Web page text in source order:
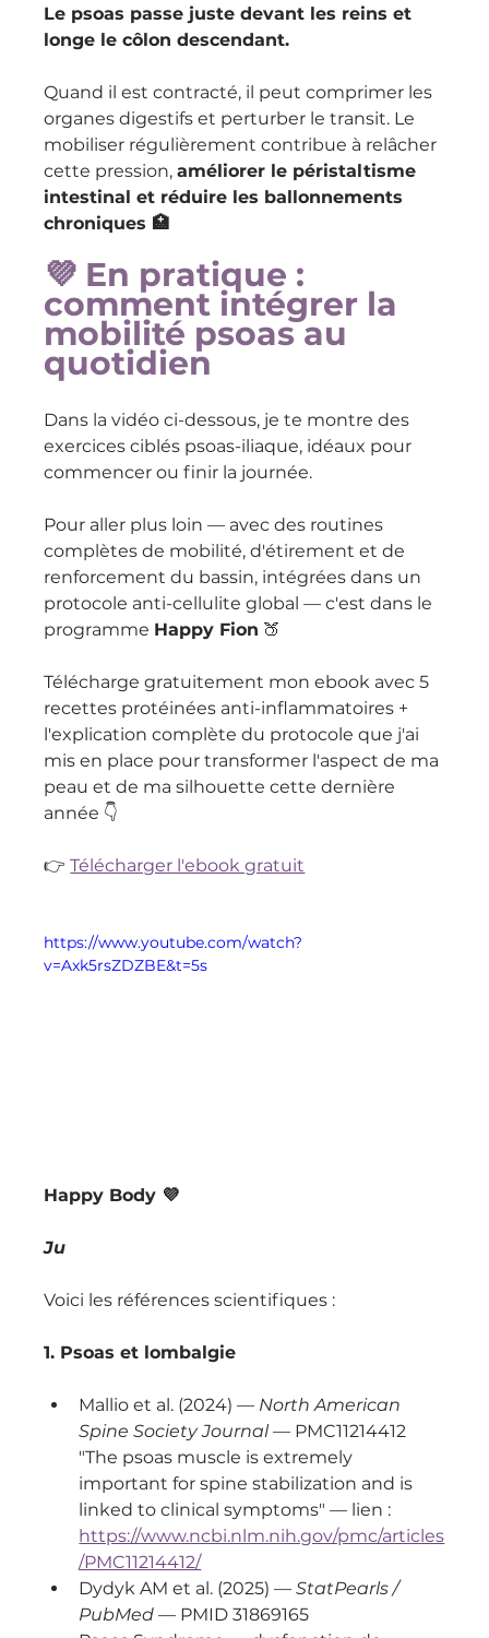
Le psoas passe juste devant les reins et
longe le côlon descendant.
Quand il est contracté, il peut comprimer les
organes digestifs et perturber le transit. Le
mobiliser régulièrement contribue à relâcher
cette pression, améliorer le péristaltisme
intestinal et réduire les ballonnements
chroniques 🏥
💜 En pratique :
comment intégrer la
mobilité psoas au
quotidien
Dans la vidéo ci-dessous, je te montre des
exercices ciblés psoas-iliaque, idéaux pour
commencer ou finir la journée.
Pour aller plus loin — avec des routines
complètes de mobilité, d'étirement et de
renforcement du bassin, intégrées dans un
protocole anti-cellulite global — c'est dans le
programme Happy Fion 🍑
Télécharge gratuitement mon ebook avec 5
recettes protéinées anti-inflammatoires +
l'explication complète du protocole que j'ai
mis en place pour transformer l'aspect de ma
peau et de ma silhouette cette dernière
année 👇
👉 Télécharger l'ebook gratuit
https://www.youtube.com/watch?
v=Axk5rsZDZBE&t=5s
Happy Body 💜
Ju
Voici les références scientifiques :
1. Psoas et lombalgie
Mallio et al. (2024) — North American
Spine Society Journal — PMC11214412
"The psoas muscle is extremely
important for spine stabilization and is
linked to clinical symptoms" — lien :
https://www.ncbi.nlm.nih.gov/pmc/articles
/PMC11214412/
Dydyk AM et al. (2025) — StatPearls /
PubMed — PMID 31869165